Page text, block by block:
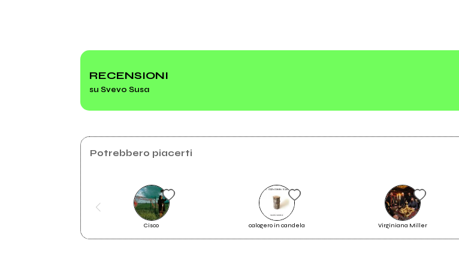
2021
OGNISSANTI
RECENSIONI
su Svevo Susa
Potrebbero piacerti
Cisco calogero in candela Virginiana Miller